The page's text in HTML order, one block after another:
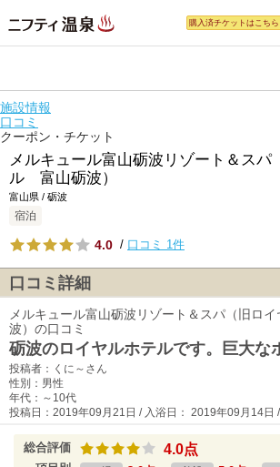
購入済チケットはこちら
施設情報
口コミ
クーポン・チケット
メルキュール富山砺波リゾート＆スパ
ル 富山砺波）
富山県 / 砺波
宿泊
4.0 / 口コミ 1件
口コミ詳細
メルキュール富山砺波リゾート＆スパ（旧ロ
波）の口コミ
砺波のロイヤルホテルです。巨大な
投稿者：くに～さん
性別：男性
年代：～10代
投稿日：2019年09月21日 / 入浴日： 2019年09月14日
総合評価 4.0点